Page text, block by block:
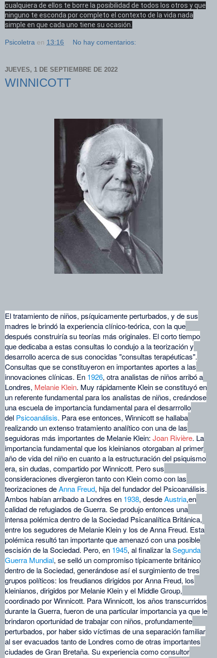
cualquiera de ellos te borre la posibilidad de todos los otros y que
ninguno te esconda por completo el contexto de la vida nada
simple en que cada uno tiene su ocasión.
Psicoletra en 13:16 No hay comentarios:
JUEVES, 1 DE SEPTIEMBRE DE 2022
WINNICOTT
El tratamiento de niños, psíquicamente perturbados, y de sus
madres le brindó la experiencia clínico-teórica, con la que
después construiría su teorías más originales. El corto tiempo
que dedicaba a estas consultas lo condujo a la teorización y
desarrollo acerca de sus conocidas "consultas terapéuticas".
Consultas que se constituyeron en importantes aportes a las
innovaciones clínicas. En 1926, otra analistas de niños arribó a
Londres, Melanie Klein. Muy rápidamente Klein se constituyó en
un referente fundamental para los analistas de niños, creándose
una escuela de importancia fundamental para el desarrrollo
del Psicoanálisis. Para ese entonces, Winnicott se hallaba
realizando un extenso tratamiento analítico con una de las
seguidoras más importantes de Melanie Klein: Joan Rivière. La
importancia fundamental que los kleinianos otorgaban al primer
año de vida del niño en cuanto a la estructuración del psiquismo
era, sin dudas, compartido por Winnicott. Pero sus
consideraciones divergieron tanto con Klein como con las
teorizaciones deAnna Freud, hija del fundador del Psicoanálisis.
Ambos habían arribado a Londres en 1938, desdeAustria,en
calidad de refugiados de Guerra. Se produjo entonces una
intensa polémica dentro de la Sociedad Psicanalítica Británica,
entre los segudores de Melanie Klein y los de Anna Freud. Esta
polémica resultó tan importante que amenazó con una posible
escisión de la Sociedad. Pero, en 1945, al finalizar laSegunda
Guerra Mundial, se selló un compromiso típicamente británico
dentro de la Sociedad, generándose así el surgimiento de tres
grupos políticos: los freudianos dirigidos por Anna Freud, los
kleinianos, dirigidos por Melanie Klein y el Middle Group,
coordinado por Winnicott. Para Winnicott, los años transcurridos
durante la Guerra, fueron de una particular importancia ya que le
brindaron oportunidad de trabajar con niños, profundamente
perturbados, por haber sido víctimas de una separación familiar
al ser evacuados tanto de Londres como de otras importantes
ciudades de Gran Bretaña. Su experiencia como consultor